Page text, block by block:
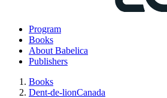
Program
Books
About Babelica
Publishers
Books
Dent-de-lionCanada